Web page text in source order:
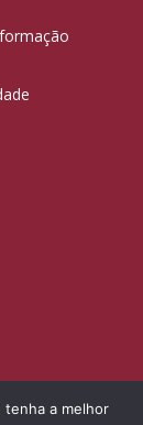
tenha a melhor